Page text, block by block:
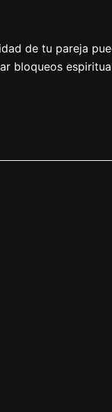
de tu pareja
bloqueos